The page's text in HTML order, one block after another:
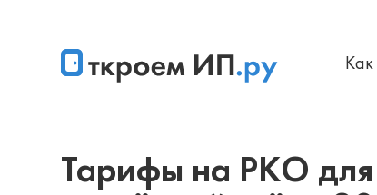
Тарифы на РКО для